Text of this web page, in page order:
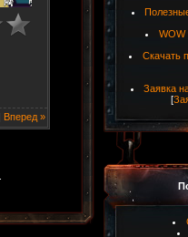
Вперед »
WOW
Скачать
Заявка
[